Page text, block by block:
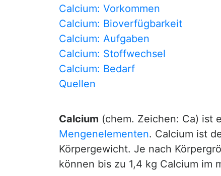
Calcium: Vorkommen
Calcium: Bioverfügbarkeit
Calcium: Aufgaben
Calcium: Stoffwechsel
Calcium: Bedarf
Quellen
Calcium (chem. Zeichen: Ca) ist
Mengenelementen. Calcium ist
Körpergewicht. Je nach
können bis zu 1,4 kg Calcium im